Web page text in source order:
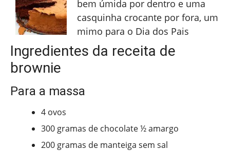
bem úmida por dentro e uma
casquinha crocante por fora, um
mimo para o Dia dos Pais
Ingredientes da receita de
brownie
Para a massa
4 ovos
300 gramas de chocolate ½ amargo
200 gramas de manteiga sem sal